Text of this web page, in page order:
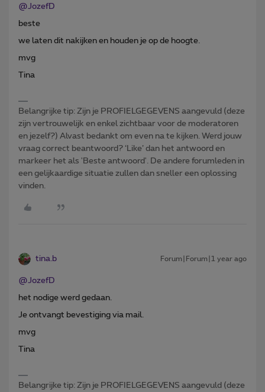
@JozefD
beste
we laten dit nakijken en houden je op de hoogte.
mvg
Tina
Belangrijke tip: Zijn je PROFIELGEGEVENS aangevuld (deze
zijn vertrouwelijk en enkel zichtbaar voor de moderatoren
en jezelf?) Alvast bedankt om even na te kijken. Werd jouw
vraag correct beantwoord? ‘Like’ dan het antwoord en
markeer het als 'Beste antwoord'. De andere forumleden in
een gelijkaardige situatie zullen dan sneller een oplossing
vinden.
tina.b Forum|Forum|1 year ago
@JozefD
het nodige werd gedaan.
Je ontvangt bevestiging via mail.
mvg
Tina
Belangrijke tip: Zijn je PROFIELGEGEVENS aangevuld (deze